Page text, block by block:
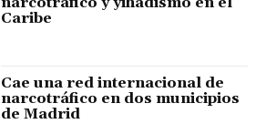
Caribe
Cae una red internacional de
narcotráfico en dos municipios
de Madrid